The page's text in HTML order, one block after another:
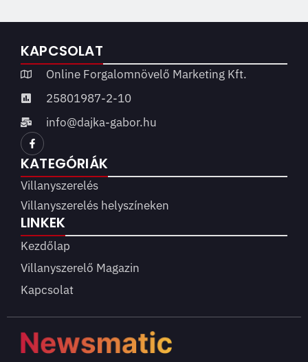
KAPCSOLAT
Online Forgalomnövelő Marketing Kft.
25801987-2-10
info@dajka-gabor.hu
KATEGÓRIÁK
Villanyszerelés
Villanyszerelés helyszíneken
LINKEK
Kezdőlap
Villanyszerelő Magazin
Kapcsolat